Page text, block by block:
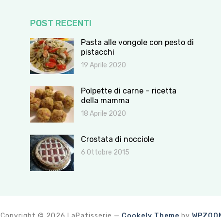
POST RECENTI
Pasta alle vongole con pesto di
pistacchi
19 Aprile 2020
Polpette di carne – ricetta
della mamma
18 Aprile 2020
Crostata di nocciole
6 Ottobre 2015